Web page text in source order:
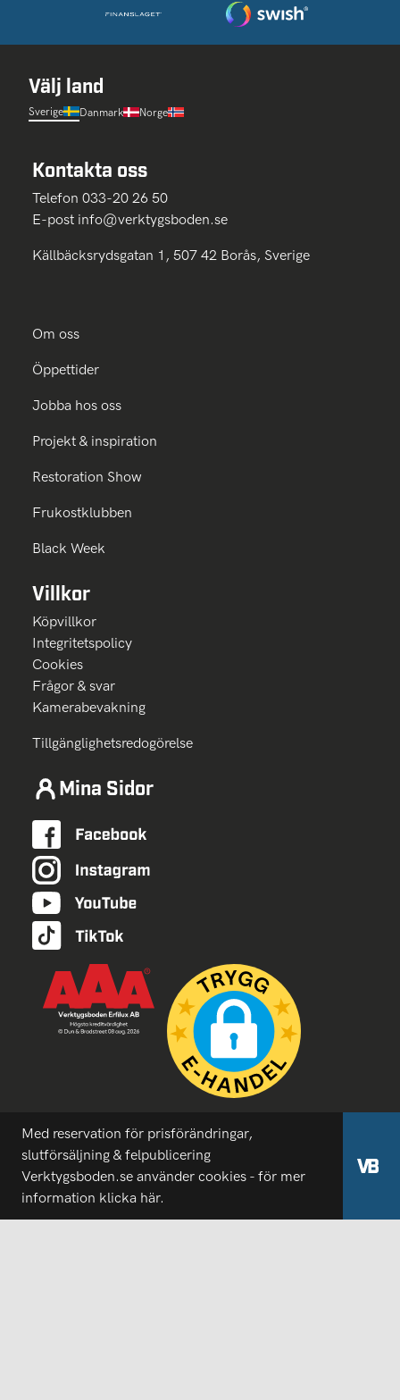
Välj land
Sverige Danmark Norge
Kontakta oss
Telefon 033-20 26 50
E-post info@verktygsboden.se
Källbäcksrydsgatan 1, 507 42 Borås, Sverige
Om oss
Öppettider
Jobba hos oss
Projekt & inspiration
Restoration Show
Frukostklubben
Black Week
Villkor
Köpvillkor
Integritetspolicy
Cookies
Frågor & svar
Kamerabevakning
Tillgänglighetsredogörelse
Mina Sidor
Med reservation för prisförändringar,
slutförsäljning & felpublicering
Verktygsboden.se använder cookies - för mer
information klicka här.